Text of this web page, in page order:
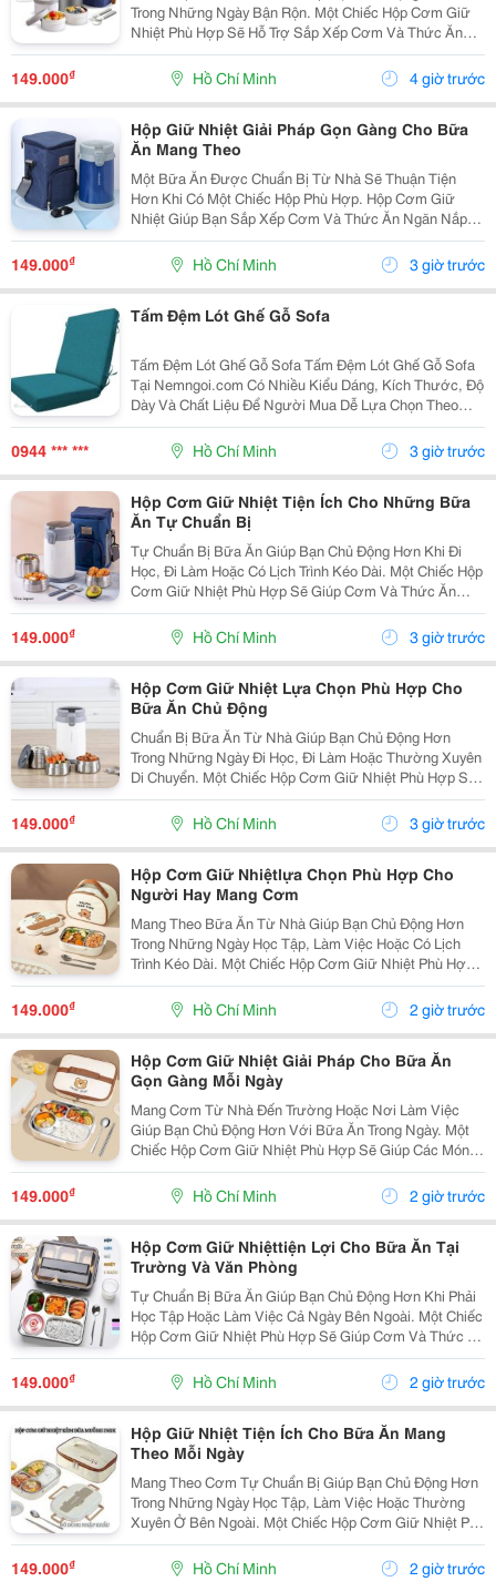
Trong Những Ngày Bận Rộn. Một Chiếc Hộp Cơm Giữ
Nhiệt Phù Hợp Sẽ Hỗ Trợ Sắp Xếp Cơm Và Thức Ăn
Ngăn Nắp, Thuận Tiện Mang Theo Khi Đi Học, Đi Làm
Hoặc Di Chuyển Trong Ngày. Chọn Hộp Theo Số Lượng
Thức Ăn...
149.000₫ Hồ Chí Minh 4 giờ trước
Hộp Giữ Nhiệt Giải Pháp Gọn Gàng Cho Bữa
Ăn Mang Theo
Một Bữa Ăn Được Chuẩn Bị Từ Nhà Sẽ Thuận Tiện
Hơn Khi Có Một Chiếc Hộp Phù Hợp. Hộp Cơm Giữ
Nhiệt Giúp Bạn Sắp Xếp Cơm Và Thức Ăn Ngăn Nắp,
Dễ Mang Theo Đến Trường, Nơi Làm Việc Hoặc Trong
Những Chuyến Đi. Lựa Chọn Hộp Theo Số Lượng Món
149.000₫ Hồ Chí Minh 3 giờ trước
Tấm Đệm Lót Ghế Gỗ Sofa
Tấm Đệm Lót Ghế Gỗ Sofa Tấm Đệm Lót Ghế Gỗ Sofa
Tại Nemngoi.com Có Nhiều Kiểu Dáng, Kích Thước, Độ
Dày Và Chất Liệu Để Người Mua Dễ Lựa Chọn Theo
Nhu Cầu. Sản Phẩm Có Khuyến Mãi, Ưu Đãi Và Chiết
Khấu Theo Số Lượng ; Liên Hệ Ngay Để Nhận Tư Vấn,
0944 *** *** Hồ Chí Minh 3 giờ trước
Hộp Cơm Giữ Nhiệt Tiện Ích Cho Những Bữa
Ăn Tự Chuẩn Bị
Tự Chuẩn Bị Bữa Ăn Giúp Bạn Chủ Động Hơn Khi Đi
Học, Đi Làm Hoặc Có Lịch Trình Kéo Dài. Một Chiếc Hộp
Cơm Giữ Nhiệt Phù Hợp Sẽ Giúp Cơm Và Thức Ăn
Được Sắp Xếp Gọn Gàng, Thuận Tiện Mang Theo Trong
Ngày. Lựa Chọn Hộp Theo Thực Đơn Số Lượng Món...
149.000₫ Hồ Chí Minh 3 giờ trước
Hộp Cơm Giữ Nhiệt Lựa Chọn Phù Hợp Cho
Bữa Ăn Chủ Động
Chuẩn Bị Bữa Ăn Từ Nhà Giúp Bạn Chủ Động Hơn
Trong Những Ngày Đi Học, Đi Làm Hoặc Thường Xuyên
Di Chuyển. Một Chiếc Hộp Cơm Giữ Nhiệt Phù Hợp Sẽ
Giúp Các Món Ăn Được Sắp Xếp Gọn Gàng Và Thuận
Tiện Mang Theo Trong Ngày. Cân Nhắc Số Lượng Ngăn
149.000₫ Hồ Chí Minh 3 giờ trước
Hộp Cơm Giữ Nhiệtlựa Chọn Phù Hợp Cho
Người Hay Mang Cơm
Mang Theo Bữa Ăn Từ Nhà Giúp Bạn Chủ Động Hơn
Trong Những Ngày Học Tập, Làm Việc Hoặc Có Lịch
Trình Kéo Dài. Một Chiếc Hộp Cơm Giữ Nhiệt Phù Hợp
Sẽ Giúp Cơm Và Thức Ăn Được Sắp Xếp Gọn Gàng,
Thuận Tiện Mang Theo. Xác Định Số Lượng Món Ăn
Trước...
149.000₫ Hồ Chí Minh 2 giờ trước
Hộp Cơm Giữ Nhiệt Giải Pháp Cho Bữa Ăn
Gọn Gàng Mỗi Ngày
Mang Cơm Từ Nhà Đến Trường Hoặc Nơi Làm Việc
Giúp Bạn Chủ Động Hơn Với Bữa Ăn Trong Ngày. Một
Chiếc Hộp Cơm Giữ Nhiệt Phù Hợp Sẽ Giúp Các Món
Ăn Được Sắp Xếp Ngăn Nắp, Thuận Tiện Mang Theo
Và Sử Dụng. Lựa Chọn Số Ngăn Theo Thực Đơn Số
Lượng Món...
149.000₫ Hồ Chí Minh 2 giờ trước
Hộp Cơm Giữ Nhiệttiện Lợi Cho Bữa Ăn Tại
Trường Và Văn Phòng
Tự Chuẩn Bị Bữa Ăn Giúp Bạn Chủ Động Hơn Khi Phải
Học Tập Hoặc Làm Việc Cả Ngày Bên Ngoài. Một Chiếc
Hộp Cơm Giữ Nhiệt Phù Hợp Sẽ Giúp Cơm Và Thức Ăn
Được Sắp Xếp Ngăn Nắp, Thuận Tiện Mang Theo Và
Sử Dụng Khi Đến Giờ Ăn. Chọn Thiết Kế Theo Số
Lượng...
149.000₫ Hồ Chí Minh 2 giờ trước
Hộp Giữ Nhiệt Tiện Ích Cho Bữa Ăn Mang
Theo Mỗi Ngày
Mang Theo Cơm Tự Chuẩn Bị Giúp Bạn Chủ Động Hơn
Trong Những Ngày Học Tập, Làm Việc Hoặc Thường
Xuyên Ở Bên Ngoài. Một Chiếc Hộp Cơm Giữ Nhiệt Phù
Hợp Sẽ Giúp Các Món Ăn Được Sắp Xếp Gọn Gàng Và
Thuận Tiện Khi Mang Theo. Lựa Chọn Hộp Theo Số
Lượng...
149.000₫ Hồ Chí Minh 2 giờ trước